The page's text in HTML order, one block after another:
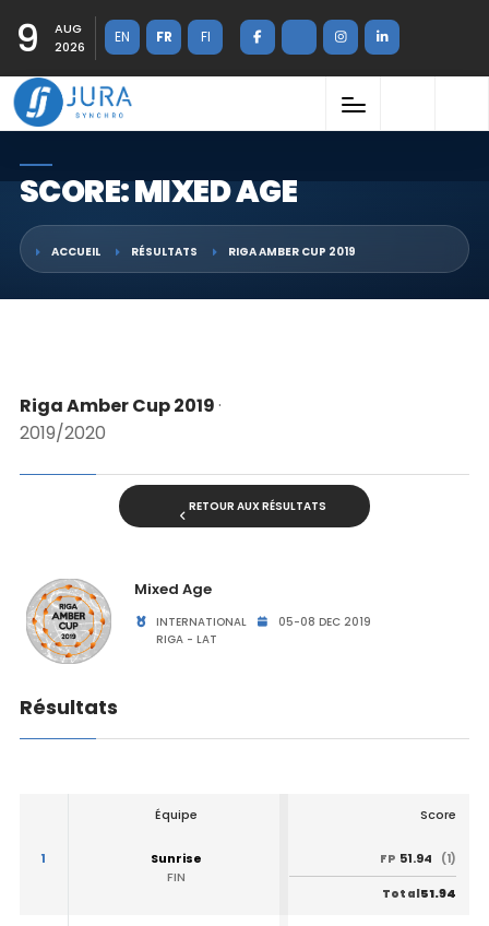
9
AUG
2026
EN FR FI
SCORE: MIXED AGE
ACCUEIL RÉSULTATS RIGA AMBER CUP 2019
Riga Amber Cup 2019·
2019/2020
RETOUR AUX RÉSULTATS
Mixed Age
INTERNATIONAL
05-08 DEC 2019
RIGA - LAT
Résultats
Équipe Score
1
Sunrise
FIN
FP 51.94 (1)
Total51.94